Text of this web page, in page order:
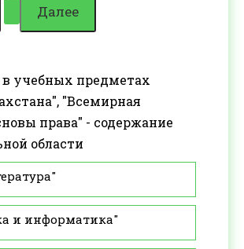
в учебных предметах
"Всемирная
права" - содержание
области
и информатика"